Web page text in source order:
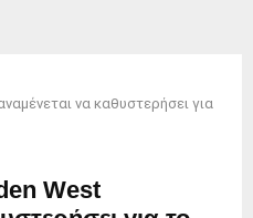
να καθυστερήσει για
West